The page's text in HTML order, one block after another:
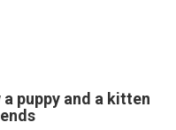
puppy and a kitten